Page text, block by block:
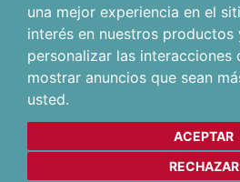
una mejor experiencia en el
interés en nuestros productos
personalizar las interacciones
mostrar anuncios que sean
usted.
ACEPTAR
RECHAZAR